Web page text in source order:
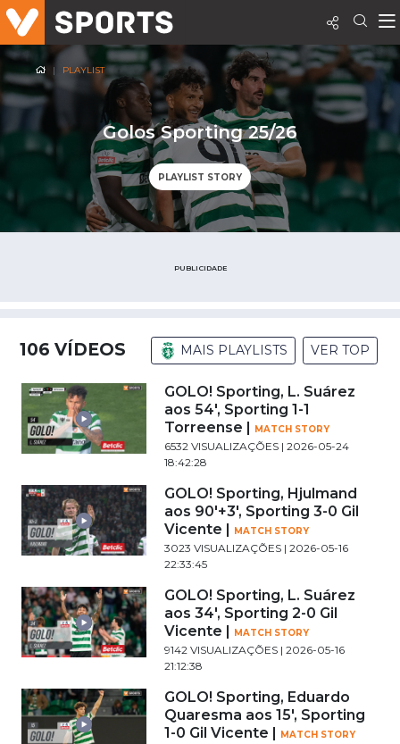
PLAYLIST
Golos Sporting 25/26
PLAYLIST STORY
PUBLICIDADE
106 VÍDEOS MAIS PLAYLISTS VER TOP
GOLO! Sporting, L. Suárez
aos 54', Sporting 1-1
Torreense |
MATCH STORY
6532 VISUALIZAÇÕES | 2026-05-24
18:42:28
GOLO! Sporting, Hjulmand
aos 90'+3', Sporting 3-0 Gil
Vicente |
MATCH STORY
3023 VISUALIZAÇÕES | 2026-05-16
22:33:45
GOLO! Sporting, L. Suárez
aos 34', Sporting 2-0 Gil
Vicente |
MATCH STORY
9142 VISUALIZAÇÕES | 2026-05-16
21:12:38
GOLO! Sporting, Eduardo
Quaresma aos 15', Sporting
1-0 Gil Vicente |
MATCH STORY